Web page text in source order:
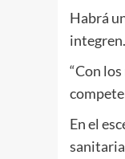
Habrá
integren.
“Con
En el